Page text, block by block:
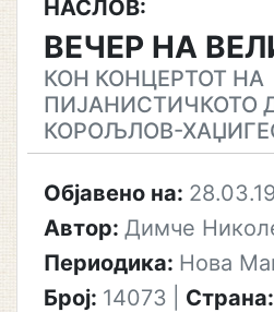
НАСЛОВ:
ВЕЧЕР НА
КОН КОНЦЕРТОТ НА
ПИЈАНИСТИЧКОТО
КОРОЉЛОВ-
Објавено на:
Автор: Димче
Периодика: Нова
Број: 14073 Страна: